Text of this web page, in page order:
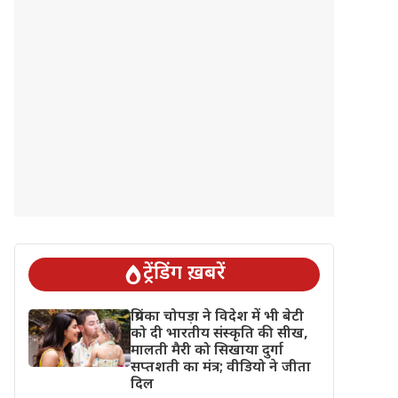
ट्रेंडिंग ख़बरें
प्रियंका चोपड़ा ने विदेश में भी बेटी
को दी भारतीय संस्कृति की सीख,
मालती मैरी को सिखाया दुर्गा
सप्तशती का मंत्र; वीडियो ने जीता
दिल